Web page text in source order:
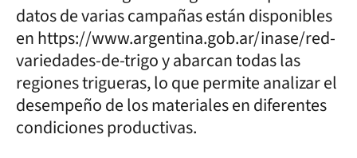
datos de varias campañas están disponibles
en https://www.argentina.gob.ar/inase/red-
variedades-de-trigo y abarcan todas las
regiones trigueras, lo que permite analizar el
desempeño de los materiales en diferentes
condiciones productivas.